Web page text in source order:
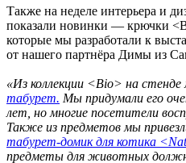
Также на неделе интерьера и
показали новинки — крючки
которые мы разработали к
от нашего партнёра Димы из
«Из коллекции <Bio> на
табурет. Мы придумали его
лет, но многие посетители
Также из предметов мы
табурет-домик для котика
предметы для животных